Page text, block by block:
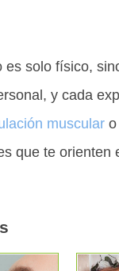
solo físico,
y cada
muscularo
que te orienten